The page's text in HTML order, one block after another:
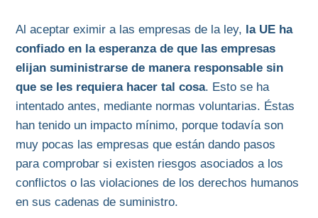
Al aceptar eximir a las empresas de la ley, la UE ha
confiado en la esperanza de que las empresas
elijan suministrarse de manera responsable sin
que se les requiera hacer tal cosa. Esto se ha
intentado antes, mediante normas voluntarias. Éstas
han tenido un impacto mínimo, porque todavía son
muy pocas las empresas que están dando pasos
para comprobar si existen riesgos asociados a los
conflictos o las violaciones de los derechos humanos
en sus cadenas de suministro.